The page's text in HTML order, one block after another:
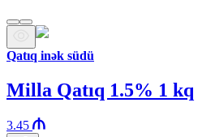
Qatıq inək südü
Milla Qatıq 1.5% 1 kq
3.45